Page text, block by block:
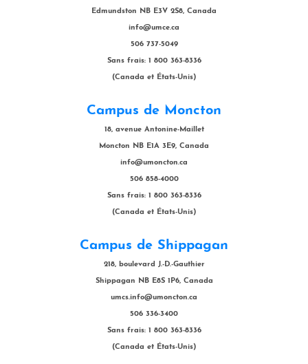
Edmundston NB E3V 2S8, Canada
info@umce.ca
506 737-5049
Sans frais: 1 800 363-8336
(Canada et États-Unis)
Campus de Moncton
18, avenue Antonine-Maillet
Moncton NB E1A 3E9, Canada
info@umoncton.ca
506 858-4000
Sans frais: 1 800 363-8336
(Canada et États-Unis)
Campus de Shippagan
218, boulevard J.-D.-Gauthier
Shippagan NB E8S 1P6, Canada
umcs.info@umoncton.ca
506 336-3400
Sans frais: 1 800 363-8336
(Canada et États-Unis)